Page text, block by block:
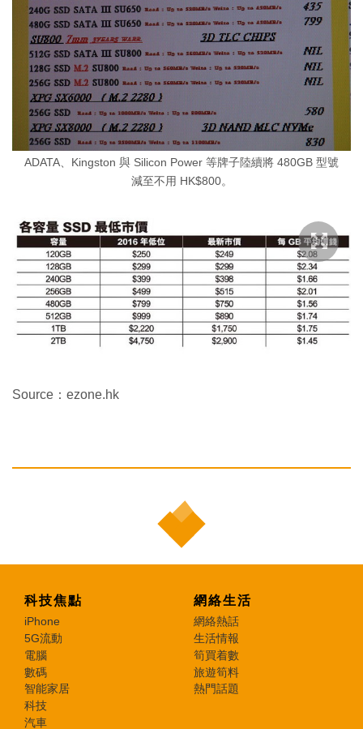
ADATA、Kingston 與 Silicon Power 等牌子陸續將 480GB 型號
減至不用 HK$800。
Source：ezone.hk
科技焦點
iPhone
5G流動
電腦
數碼
智能家居
科技
汽車
網絡生活
網絡熱話
生活情報
筍買着數
旅遊筍料
熱門話題